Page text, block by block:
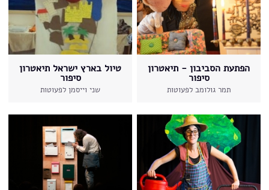
הפתעת הסביבון - תיאטרון
סיפור
תמר גולומב לפעוטות
טיול בארץ ישראל תיאטרון
סיפור
שני וייסמן לפעוטות